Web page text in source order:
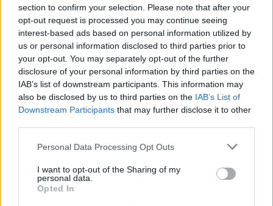
section to confirm your selection. Please note that after your
opt-out request is processed you may continue seeing
interest-based ads based on personal information utilized by
us or personal information disclosed to third parties prior to
your opt-out. You may separately opt-out of the further
disclosure of your personal information by third parties on the
IAB’s list of downstream participants. This information may
also be disclosed by us to third parties on the IAB’s List of
Downstream Participants that may further disclose it to other
Personal Data Processing Opt Outs
I want to opt-out of the Sharing of my
personal data.
Opted In